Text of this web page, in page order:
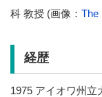
科 教授 (画像： The
経歴
1975 アイオワ州立